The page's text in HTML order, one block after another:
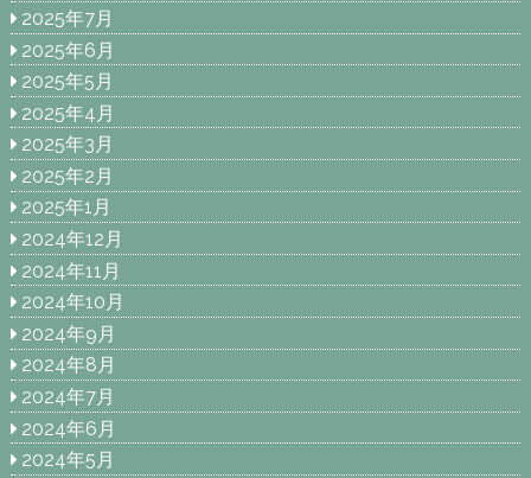
2025年7月
2025年6月
2025年5月
2025年4月
2025年3月
2025年2月
2025年1月
2024年12月
2024年11月
2024年10月
2024年9月
2024年8月
2024年7月
2024年6月
2024年5月